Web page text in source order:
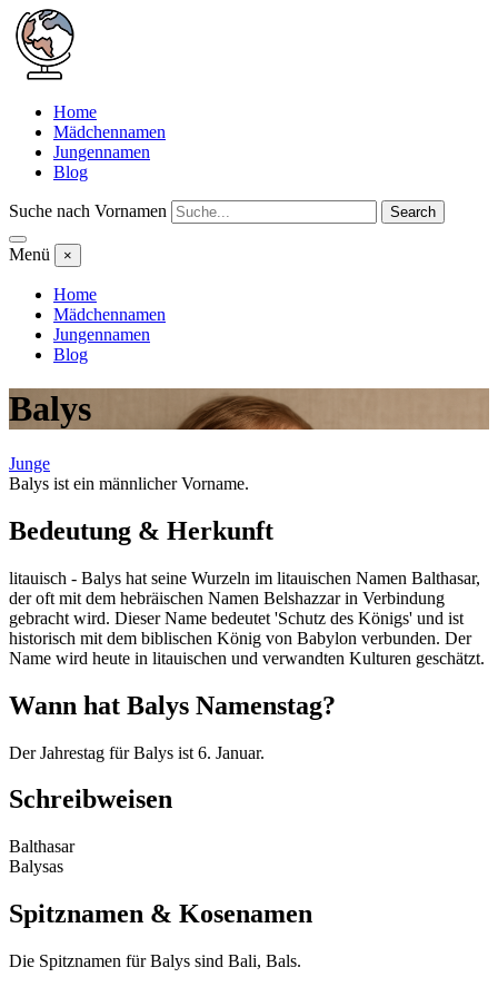
Home
Mädchennamen
Jungennamen
Blog
Suche nach Vornamen Search
Menü ×
Home
Mädchennamen
Jungennamen
Blog
Balys
Junge
Balys ist ein männlicher Vorname.
Bedeutung & Herkunft
litauisch - Balys hat seine Wurzeln im litauischen Namen Balthasar,
der oft mit dem hebräischen Namen Belshazzar in Verbindung
gebracht wird. Dieser Name bedeutet 'Schutz des Königs' und ist
historisch mit dem biblischen König von Babylon verbunden. Der
Name wird heute in litauischen und verwandten Kulturen geschätzt.
Wann hat Balys Namenstag?
Der Jahrestag für Balys ist 6. Januar.
Schreibweisen
Balthasar
Balysas
Spitznamen & Kosenamen
Die Spitznamen für Balys sind Bali, Bals.